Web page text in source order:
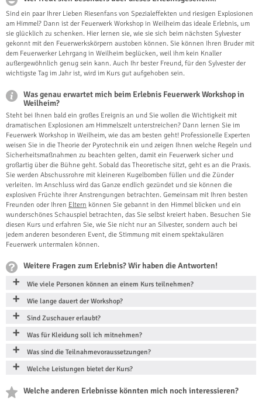
Sind ein paar Ihrer Lieben Riesenfans von Spezialeffekten und riesigen Explosionen
am Himmel? Dann ist der Feuerwerk Workshop in Weilheim das ideale Erlebnis, um
sie glücklich zu schenken. Hier lernen sie, wie sie sich beim nächsten Sylvester
gekonnt mit den Feuerwerkskörpern austoben können. Sie können Ihren Bruder mit
dem Feuerwerker Lehrgang in Weilheim beglücken, weil ihm kein Knaller
außergewöhnlich genug sein kann. Auch Ihr bester Freund, für den Sylvester der
wichtigste Tag im Jahr ist, wird im Kurs gut aufgehoben sein.
Was genau erwartet mich beim Erlebnis Feuerwerk Workshop in
Weilheim?
Steht bei Ihnen bald ein großes Ereignis an und Sie wollen die Wichtigkeit mit
dramatischen Explosionen am Himmelszelt unterstreichen? Dann lernen Sie im
Feuerwerk Workshop in Weilheim, wie das am besten geht! Professionelle Experten
weisen Sie in die Theorie der Pyrotechnik ein und zeigen Ihnen welche Regeln und
Sicherheitsmaßnahmen zu beachten gelten, damit ein Feuerwerk sicher und
großartig über die Bühne geht. Sobald das Theoretische sitzt, geht es an die Praxis.
Sie werden Abschussrohre mit kleineren Kugelbomben füllen und die Zünder
verleiten. Im Anschluss wird das Ganze endlich gezündet und sie können die
explosiven Früchte ihrer Anstrengungen betrachten. Gemeinsam mit Ihren besten
Freunden oder Ihren Eltern können Sie gebannt in den Himmel blicken und ein
wunderschönes Schauspiel betrachten, das Sie selbst kreiert haben. Besuchen Sie
diesen Kurs und erfahren Sie, wie Sie nicht nur an Silvester, sondern auch bei
jedem anderen besonderen Event, die Stimmung mit einem spektakulären
Feuerwerk untermalen können.
Weitere Fragen zum Erlebnis? Wir haben die Antworten!
Wie viele Personen können an einem Kurs teilnehmen?
Wie lange dauert der Workshop?
Sind Zuschauer erlaubt?
Was für Kleidung soll ich mitnehmen?
Was sind die Teilnahmevoraussetzungen?
Welche Leistungen bietet der Kurs?
Welche anderen Erlebnisse könnten mich noch interessieren?